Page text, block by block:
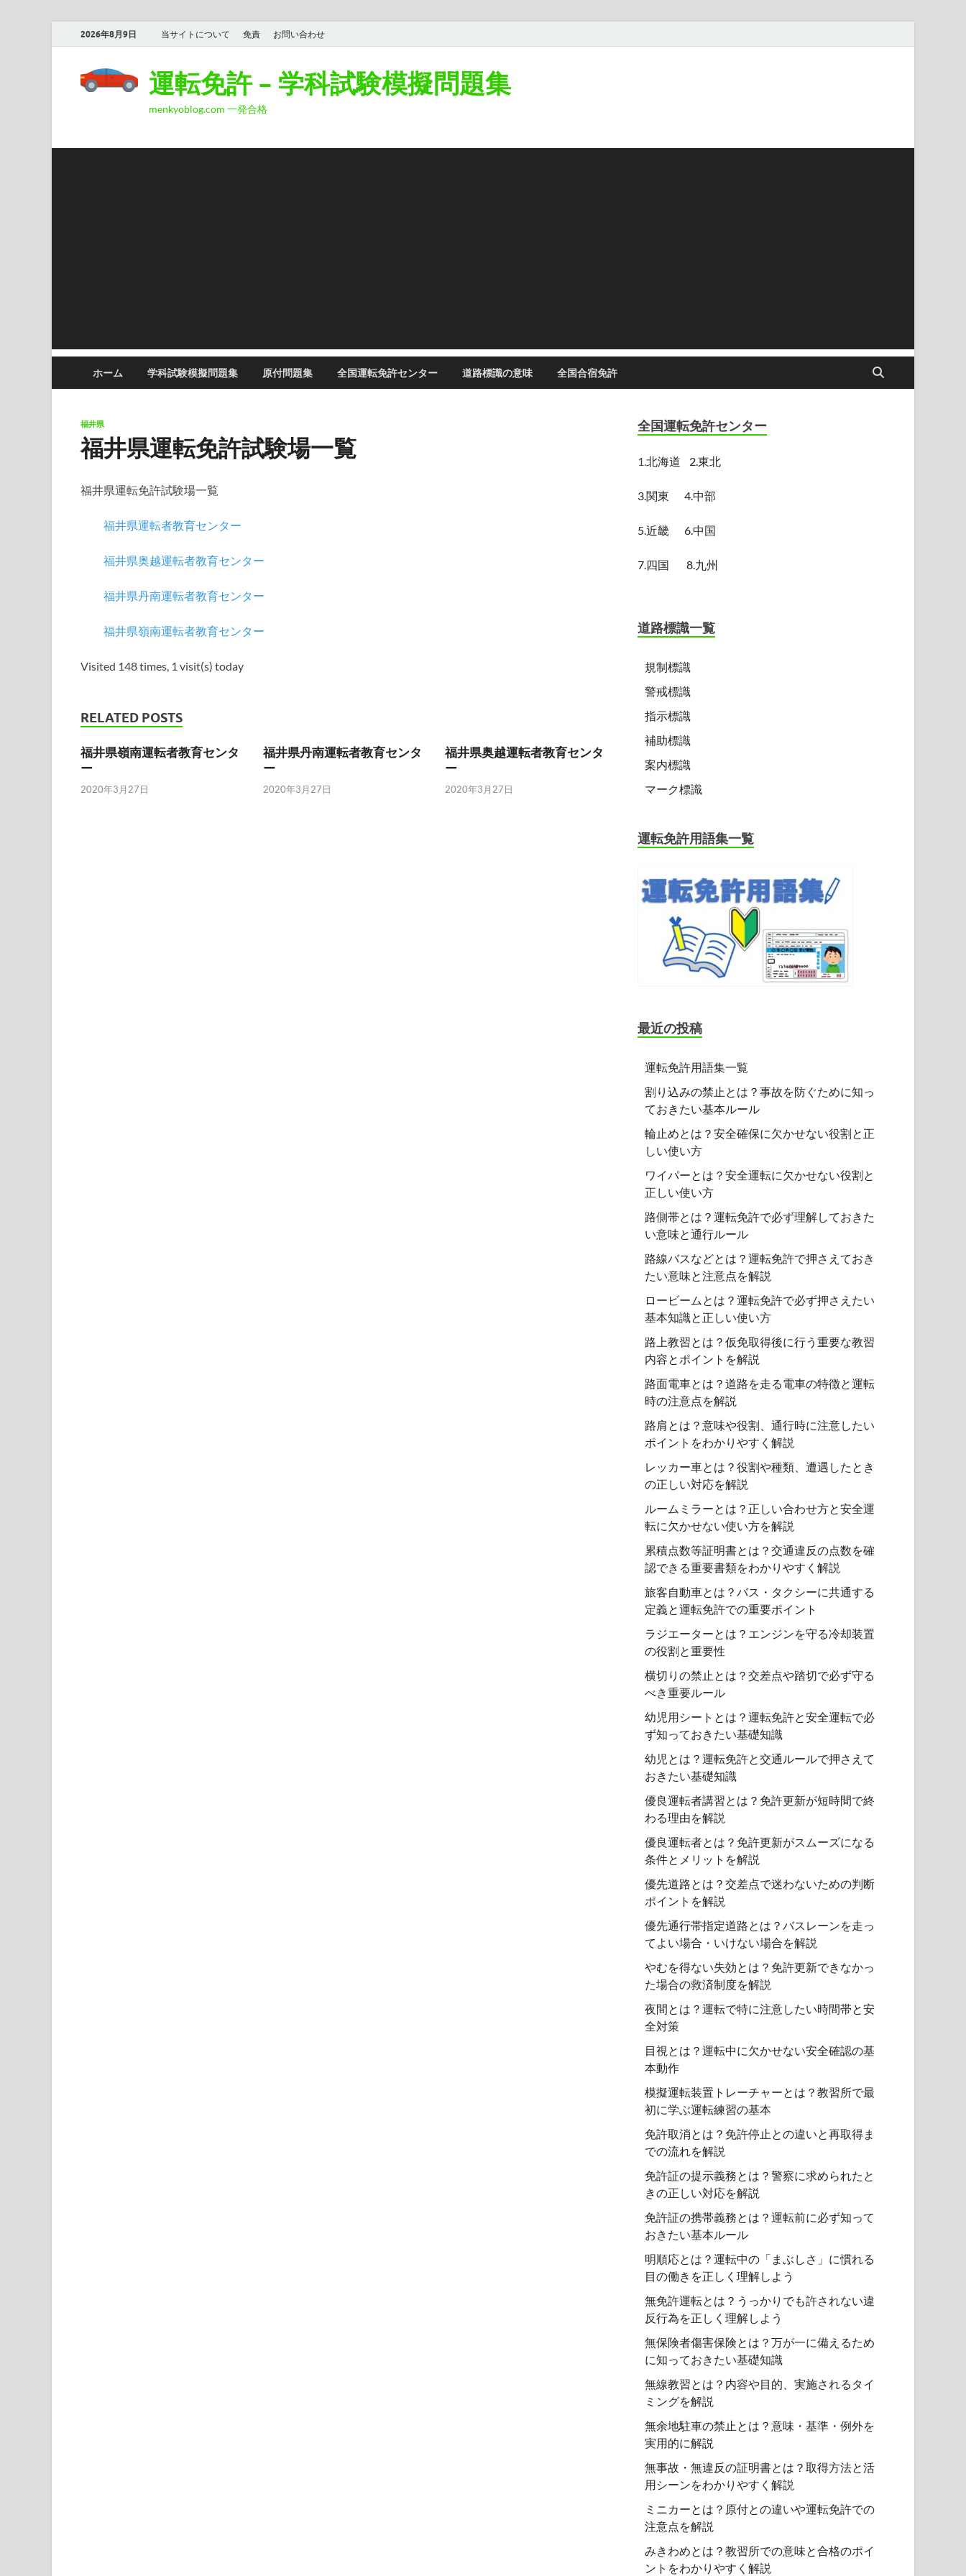
2026年8月9日 当サイトについて 免責 お問い合わせ
運転免許 – 学科試験模擬問題集
menkyoblog.com 一発合格
ホーム 学科試験模擬問題集 原付問題集 全国運転免許センター 道路標識の意味 全国合宿免許
福井県
福井県運転免許試験場一覧
福井県運転免許試験場一覧
福井県運転者教育センター
福井県奥越運転者教育センター
福井県丹南運転者教育センター
福井県嶺南運転者教育センター
Visited 148 times, 1 visit(s) today
RELATED POSTS
福井県嶺南運転者教育センタ
ー
2020年3月27日
福井県丹南運転者教育センタ
ー
2020年3月27日
福井県奥越運転者教育センタ
ー
2020年3月27日
全国運転免許センター
1.北海道 2.東北
3.関東 4.中部
5.近畿 6.中国
7.四国 8.九州
道路標識一覧
規制標識
警戒標識
指示標識
補助標識
案内標識
マーク標識
運転免許用語集一覧
最近の投稿
運転免許用語集一覧
割り込みの禁止とは？事故を防ぐために知っ
ておきたい基本ルール
輪止めとは？安全確保に欠かせない役割と正
しい使い方
ワイパーとは？安全運転に欠かせない役割と
正しい使い方
路側帯とは？運転免許で必ず理解しておきた
い意味と通行ルール
路線バスなどとは？運転免許で押さえておき
たい意味と注意点を解説
ロービームとは？運転免許で必ず押さえたい
基本知識と正しい使い方
路上教習とは？仮免取得後に行う重要な教習
内容とポイントを解説
路面電車とは？道路を走る電車の特徴と運転
時の注意点を解説
路肩とは？意味や役割、通行時に注意したい
ポイントをわかりやすく解説
レッカー車とは？役割や種類、遭遇したとき
の正しい対応を解説
ルームミラーとは？正しい合わせ方と安全運
転に欠かせない使い方を解説
累積点数等証明書とは？交通違反の点数を確
認できる重要書類をわかりやすく解説
旅客自動車とは？バス・タクシーに共通する
定義と運転免許での重要ポイント
ラジエーターとは？エンジンを守る冷却装置
の役割と重要性
横切りの禁止とは？交差点や踏切で必ず守る
べき重要ルール
幼児用シートとは？運転免許と安全運転で必
ず知っておきたい基礎知識
幼児とは？運転免許と交通ルールで押さえて
おきたい基礎知識
優良運転者講習とは？免許更新が短時間で終
わる理由を解説
優良運転者とは？免許更新がスムーズになる
条件とメリットを解説
優先道路とは？交差点で迷わないための判断
ポイントを解説
優先通行帯指定道路とは？バスレーンを走っ
てよい場合・いけない場合を解説
やむを得ない失効とは？免許更新できなかっ
た場合の救済制度を解説
夜間とは？運転で特に注意したい時間帯と安
全対策
目視とは？運転中に欠かせない安全確認の基
本動作
模擬運転装置トレーチャーとは？教習所で最
初に学ぶ運転練習の基本
免許取消とは？免許停止との違いと再取得ま
での流れを解説
免許証の提示義務とは？警察に求められたと
きの正しい対応を解説
免許証の携帯義務とは？運転前に必ず知って
おきたい基本ルール
明順応とは？運転中の「まぶしさ」に慣れる
目の働きを正しく理解しよう
無免許運転とは？うっかりでも許されない違
反行為を正しく理解しよう
無保険者傷害保険とは？万が一に備えるため
に知っておきたい基礎知識
無線教習とは？内容や目的、実施されるタイ
ミングを解説
無余地駐車の禁止とは？意味・基準・例外を
実用的に解説
無事故・無違反の証明書とは？取得方法と活
用シーンをわかりやすく解説
ミニカーとは？原付との違いや運転免許での
注意点を解説
みきわめとは？教習所での意味と合格のポイ
ントをわかりやすく解説